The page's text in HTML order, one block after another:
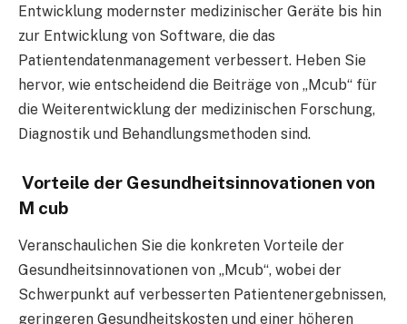
Entwicklung modernster medizinischer Geräte bis hin
zur Entwicklung von Software, die das
Patientendatenmanagement verbessert. Heben Sie
hervor, wie entscheidend die Beiträge von „Mcub“ für
die Weiterentwicklung der medizinischen Forschung,
Diagnostik und Behandlungsmethoden sind.
Vorteile der Gesundheitsinnovationen von
M cub
Veranschaulichen Sie die konkreten Vorteile der
Gesundheitsinnovationen von „Mcub“, wobei der
Schwerpunkt auf verbesserten Patientenergebnissen,
geringeren Gesundheitskosten und einer höheren